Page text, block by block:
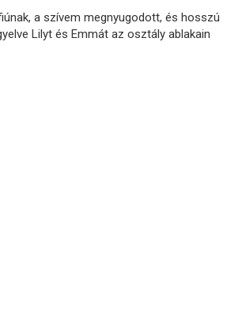
a szívem megnyugodott, és hosszú
Lilyt és Emmát az osztály ablakain